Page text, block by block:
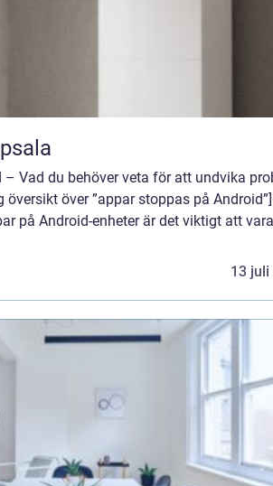
Vad du behöver veta för att undvika
översikt över ”appar stoppas på
på Android-enheter är det viktigt att vara
13 juli